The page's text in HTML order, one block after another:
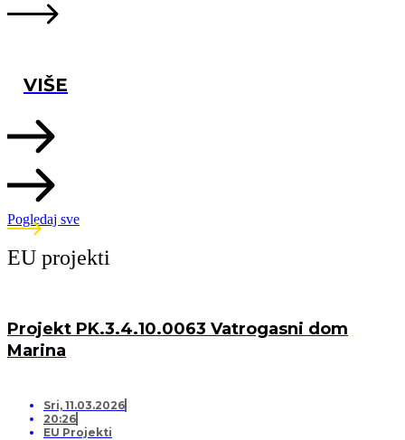
VIŠE
Pogledaj sve
EU projekti
Projekt PK.3.4.10.0063 Vatrogasni dom
Marina
Sri, 11.03.2026
20:26
EU Projekti